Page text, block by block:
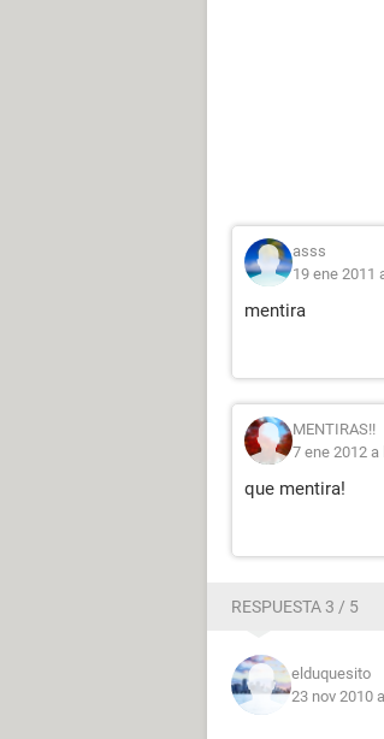
asss
19 ene 2011
mentira
MENTIRAS!!
7 ene 2012 a
que mentira!
RESPUESTA 3 / 5
elduquesito
23 nov 2010